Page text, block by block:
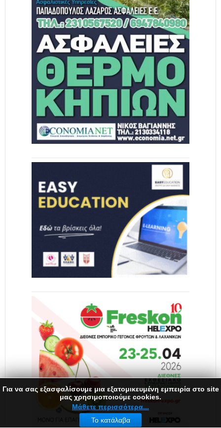
Για να σας εξασφαλίσουμε μια εξατομικευμένη εμπειρία στο site
μας χρησιμοποιούμε cookies.
Μάθετε περισσότερα...
Το κατάλαβα